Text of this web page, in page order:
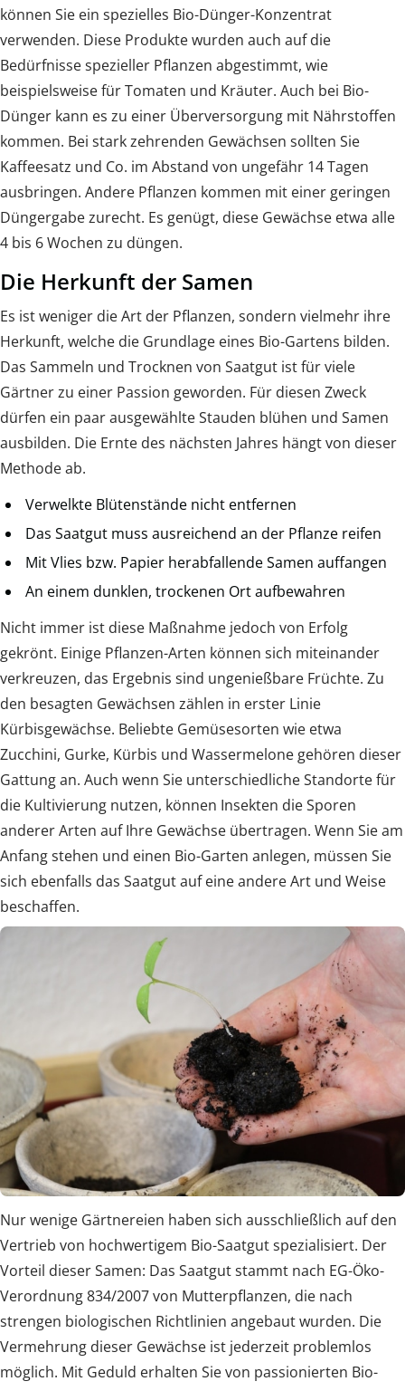
können Sie ein spezielles Bio-Dünger-Konzentrat
verwenden. Diese Produkte wurden auch auf die
Bedürfnisse spezieller Pflanzen abgestimmt, wie
beispielsweise für Tomaten und Kräuter. Auch bei Bio-
Dünger kann es zu einer Überversorgung mit Nährstoffen
kommen. Bei stark zehrenden Gewächsen sollten Sie
Kaffeesatz und Co. im Abstand von ungefähr 14 Tagen
ausbringen. Andere Pflanzen kommen mit einer geringen
Düngergabe zurecht. Es genügt, diese Gewächse etwa alle
4 bis 6 Wochen zu düngen.
Die Herkunft der Samen
Es ist weniger die Art der Pflanzen, sondern vielmehr ihre
Herkunft, welche die Grundlage eines Bio-Gartens bilden.
Das Sammeln und Trocknen von Saatgut ist für viele
Gärtner zu einer Passion geworden. Für diesen Zweck
dürfen ein paar ausgewählte Stauden blühen und Samen
ausbilden. Die Ernte des nächsten Jahres hängt von dieser
Methode ab.
Verwelkte Blütenstände nicht entfernen
Das Saatgut muss ausreichend an der Pflanze reifen
Mit Vlies bzw. Papier herabfallende Samen auffangen
An einem dunklen, trockenen Ort aufbewahren
Nicht immer ist diese Maßnahme jedoch von Erfolg
gekrönt. Einige Pflanzen-Arten können sich miteinander
verkreuzen, das Ergebnis sind ungenießbare Früchte. Zu
den besagten Gewächsen zählen in erster Linie
Kürbisgewächse. Beliebte Gemüsesorten wie etwa
Zucchini, Gurke, Kürbis und Wassermelone gehören dieser
Gattung an. Auch wenn Sie unterschiedliche Standorte für
die Kultivierung nutzen, können Insekten die Sporen
anderer Arten auf Ihre Gewächse übertragen. Wenn Sie am
Anfang stehen und einen Bio-Garten anlegen, müssen Sie
sich ebenfalls das Saatgut auf eine andere Art und Weise
beschaffen.
Nur wenige Gärtnereien haben sich ausschließlich auf den
Vertrieb von hochwertigem Bio-Saatgut spezialisiert. Der
Vorteil dieser Samen: Das Saatgut stammt nach EG-Öko-
Verordnung 834/2007 von Mutterpflanzen, die nach
strengen biologischen Richtlinien angebaut wurden. Die
Vermehrung dieser Gewächse ist jederzeit problemlos
möglich. Mit Geduld erhalten Sie von passionierten Bio-